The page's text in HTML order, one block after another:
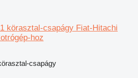
körasztal-csapágy Fiat-Hitachi
hoz
csapágy